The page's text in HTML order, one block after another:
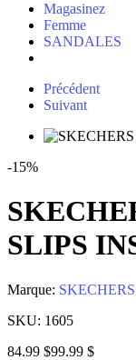
Magasinez
Femme
SANDALES
Précédent
Suivant
-15%
SLIPS
Marque: SKECHERS
SKU: 1605
84.99 $99.99 $